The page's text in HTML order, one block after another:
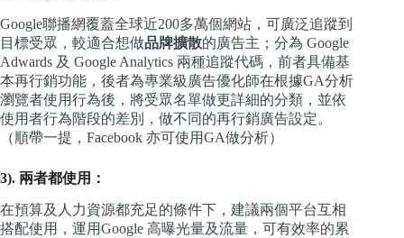
Google聯播網覆蓋全球近200多萬個網站，可廣泛追蹤到
目標受眾，較適合想做品牌擴散的廣告主；分為 Google
Adwards 及 Google Analytics 兩種追蹤代碼，前者具備基
本再行銷功能，後者為專業級廣告優化師在根據GA分析
瀏覽者使用行為後，將受眾名單做更詳細的分類，並依
使用者行為階段的差別，做不同的再行銷廣告設定。
（順帶一提，Facebook 亦可使用GA做分析）
3). 兩者都使用：
在預算及人力資源都充足的條件下，建議兩個平台互相
搭配使用，運用Google 高曝光量及流量，可有效率的累